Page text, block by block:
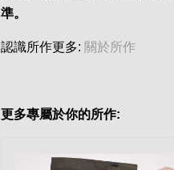
準。
認識所作更多: 關於所作
更多專屬於你的所作: